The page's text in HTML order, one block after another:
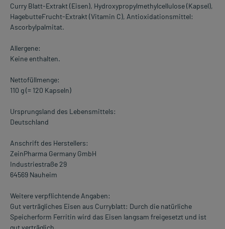
Curry Blatt-Extrakt (Eisen), Hydroxypropylmethylcellulose (Kapsel),
HagebutteFrucht-Extrakt (Vitamin C), Antioxidationsmittel:
Ascorbylpalmitat.
Allergene:
Keine enthalten.
Nettofüllmenge:
110 g (= 120 Kapseln)
Ursprungsland des Lebensmittels:
Deutschland
Anschrift des Herstellers:
ZeinPharma Germany GmbH
Industriestraße 29
64569 Nauheim
Weitere verpflichtende Angaben:
Gut verträgliches Eisen aus Curryblatt: Durch die natürliche
Speicherform Ferritin wird das Eisen langsam freigesetzt und ist
gut verträglich.